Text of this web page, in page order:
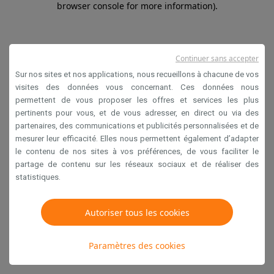
browser console for more information).
Sur nos sites et nos applications, nous recueillons à chacune de vos
visites des données vous concernant. Ces données nous
permettent de vous proposer les offres et services les plus
pertinents pour vous, et de vous adresser, en direct ou via des
partenaires, des communications et publicités personnalisées et de
mesurer leur efficacité. Elles nous permettent également d’adapter
le contenu de nos sites à vos préférences, de vous faciliter le
partage de contenu sur les réseaux sociaux et de réaliser des
statistiques.
Autoriser tous les cookies
Paramètres des cookies
Continuer sans accepter